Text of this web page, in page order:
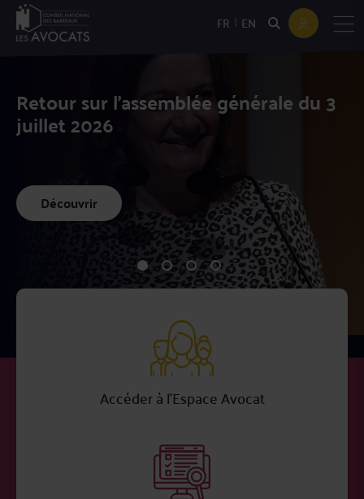
FR EN
Retour sur l'assemblée générale du 3
juillet 2026
Découvrir
Accéder à l’Espace Avocat